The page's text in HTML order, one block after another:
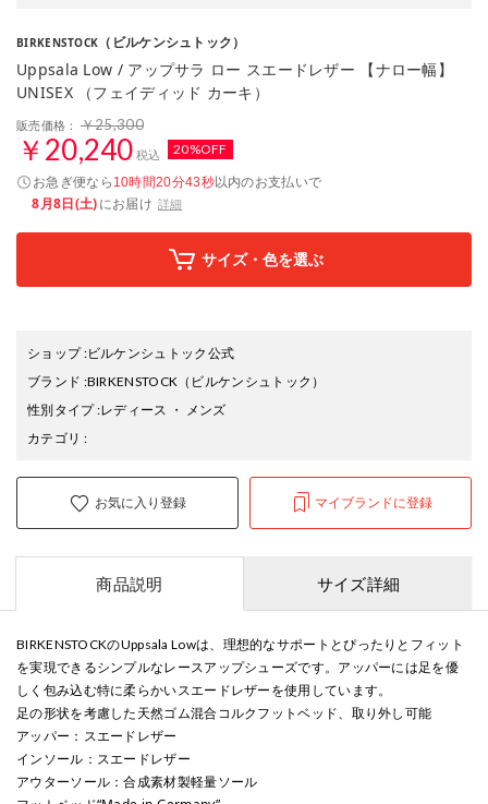
BIRKENSTOCK （ビルケンシュトック）
Uppsala Low / アップサラ ロー スエードレザー 【ナロー幅】
UNISEX （フェイディッド カーキ）
販売価格： ￥25,300
￥20,240 税込 20%OFF
お急ぎ便なら 10時間20分42秒以内のお支払いで
8月8日(土)にお届け 詳細
サイズ・色を選ぶ
ショップ:ビルケンシュトック公式
ブランド :BIRKENSTOCK （ビルケンシュトック）
性別タイプ:レディース ・
メンズ
カテゴリ :
お気に入り登録 マイブランドに登録
商品説明 サイズ詳細
BIRKENSTOCKのUppsala Lowは、理想的なサポートとぴったりとフィット
を実現できるシンプルなレースアップシューズです。アッパーには足を優
しく包み込む特に柔らかいスエードレザーを使用しています。
足の形状を考慮した天然ゴム混合コルクフットベッド、取り外し可能
アッパー：スエードレザー
インソール：スエードレザー
アウターソール：合成素材製軽量ソール